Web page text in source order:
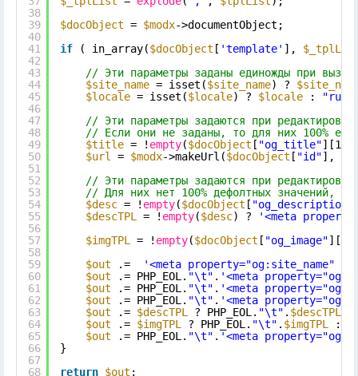
38
39
40
41
42
43
44
45
46
47
48
49
50
51
52
53
54
55
56
57
58
59
60
61
62
63
64
65
66
67
68
$docObject = $modx->documentObject;
if
( in_array($docObject [ 'template' ],
// Эти параметры заданы единожды при
$site_name = isset($site_name) ?
$locale = isset($locale) ? $locale :
// Эти параметры задаются при
// Если они не заданы, то для них 100%
$title = ! empty($docObject [ "og_title"
$url
= $modx->makeUrl($docObject [ "id"],
// Эти параметры задаются при
// Для них нет 100% дефолтных значений,
$desc = ! empty($docObject [ "og_description"
$descTPL
= ! empty($desc) ?
'<meta
$imgTPL
= ! empty($docObject [ "og_image"
$out
.=
'<meta property="og:site_name"
$out
.= PHP_EOL. "\t" . '<meta
$out
.= PHP_EOL. "\t" . '<meta
$out
.= PHP_EOL. "\t" . '<meta
$out
.= $descTPL ? PHP_EOL. "\t" . $descTPL
$out
.= $imgTPL ? PHP_EOL. "\t" . $imgTPL :
$out
.= PHP_EOL. "\t" . '<meta
}
return $out ;